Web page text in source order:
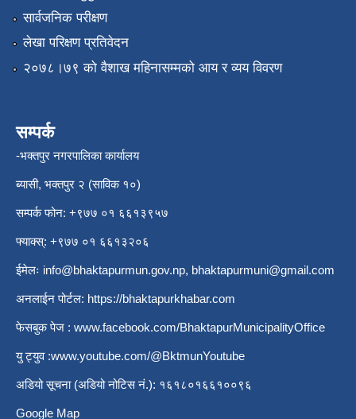
सार्वजनिक परीक्षण
लेखा परिक्षण प्रतिवेदन
२०७८।७९ को वैशाख महिनासम्मको आय र व्यय विवरण
सम्पर्क
-भक्तपुर नगरपालिका कार्यालय
ब्यासी, भक्तपुर २ (साविक १०)
सम्पर्क फोन: +९७७ ०१ ६६१३९५७
फ्याक्स्: +९७७ ०१ ६६१३२०६
ईमेलः info@bhaktapurmun.gov.np, bhaktapurmuni@gmail.com
अनलाईन पोर्टल: https://bhaktapurkhabar.com
फेसबुक पेज : www.facebook.com/BhaktapurMunicipalityOffice
यु ट्युव :www.youtube.com/@BktmunYoutube
अडियो सूचना (अडियो नोटिस नं.): १६१८०१६६१००९६
Google Map